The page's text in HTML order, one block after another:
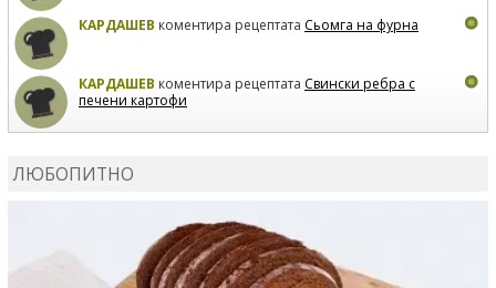
КАРДАШЕВ коментира рецептата Сьомга на фурна
КАРДАШЕВ коментира рецептата Свински ребра с
печени картофи
ЛЮБОПИТНО